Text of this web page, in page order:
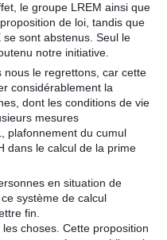
le groupe LREM ainsi que
de loi, tandis que
se sont abstenus. Seul le
notre initiative.
nous le regrettons, car cette
considérablement la
dont les conditions de vie
mesures
plafonnement du cumul
dans le calcul de la prime
en situation de
système de calcul
fin.
choses. Cette proposition